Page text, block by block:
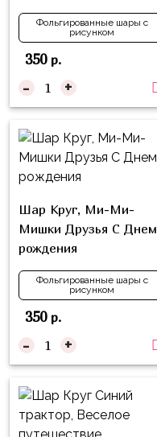
Фольгированные шары с
рисунком
350р.
- +
Шар Круг, Ми-Ми-
Мишки Друзья С Днем
рождения
Фольгированные шары с
рисунком
350р.
- +
Индивидуальная
надпись
Буквы
Товары
праздника
Сервировка
Свечи
Бумажный
декор
Колпачки,
Гудки
Динозавры
Принцессы
Микки
и
Минни
Спорт
Мамы,
Бабушки
Для
Папы,
Дедушки
Тропики
Космос
Единороги